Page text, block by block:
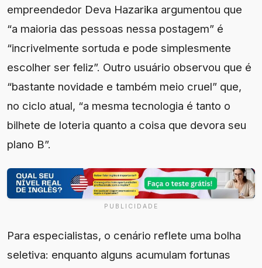
empreendedor Deva Hazarika argumentou que
“a maioria das pessoas nessa postagem” é
“incrivelmente sortuda e pode simplesmente
escolher ser feliz”. Outro usuário observou que é
“bastante novidade e também meio cruel” que,
no ciclo atual, “a mesma tecnologia é tanto o
bilhete de loteria quanto a coisa que devora seu
plano B”.
PUBLICIDADE
Para especialistas, o cenário reflete uma bolha
seletiva: enquanto alguns acumulam fortunas